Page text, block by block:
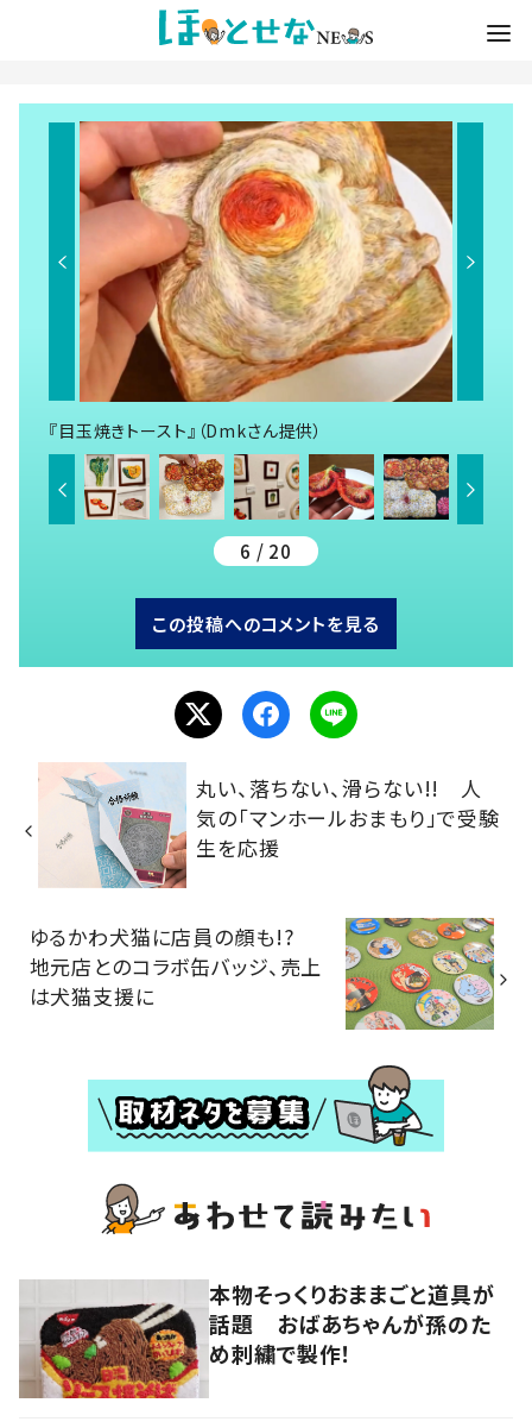
『目玉焼きトースト』（Dmkさん提供）
6 / 20
この投稿へのコメントを見る
丸い、落ちない、滑らない!! 人
気の「マンホールおまもり」で受験
生を応援
ゆるかわ犬猫に店員の顔も!?
地元店とのコラボ缶バッジ、売上
は犬猫支援に
本物そっくりおままごと道具が
話題 おばあちゃんが孫のた
め刺繍で製作！